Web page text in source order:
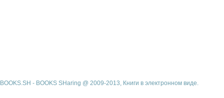
BOOKS.SH - BOOKS SHaring @ 2009-2013, Книги в электронном виде.